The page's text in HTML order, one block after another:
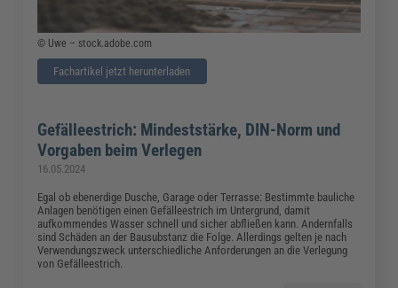
© Uwe – stock.adobe.com
Fachartikel jetzt herunterladen
Gefälleestrich: Mindeststärke, DIN-Norm und
Vorgaben beim Verlegen
16.05.2024
Egal ob ebenerdige Dusche, Garage oder Terrasse: Bestimmte bauliche
Anlagen benötigen einen Gefälleestrich im Untergrund, damit
aufkommendes Wasser schnell und sicher abfließen kann. Andernfalls
sind Schäden an der Bausubstanz die Folge. Allerdings gelten je nach
Verwendungszweck unterschiedliche Anforderungen an die Verlegung
von Gefälleestrich.